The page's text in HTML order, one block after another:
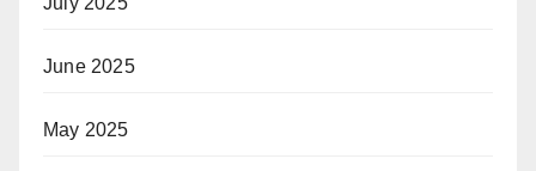
June 2025
May 2025